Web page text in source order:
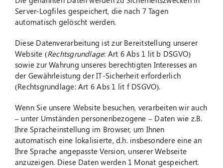
Server-Logfiles gespeichert, die nach 7 Tagen
automatisch gelöscht werden.
Diese Datenverarbeitung ist zur Bereitstellung unserer
Website (Rechtsgrundlage: Art 6 Abs 1 lit b DSGVO)
sowie zur Wahrung unseres berechtigten Interesses an
der Gewährleistung der IT-Sicherheit erforderlich
(Rechtsgrundlage: Art 6 Abs 1 lit f DSGVO).
Wenn Sie unsere Website besuchen, verarbeiten wir auch
– unter Umständen personenbezogene – Daten wie z.B.
Ihre Spracheinstellung im Browser, um Ihnen
automatisch eine lokalisierte, d.h. insbesondere eine an
Ihre Sprache angepasste Version, unserer Webseite
anzuzeigen. Diese Daten werden 1 Monat gespeichert.